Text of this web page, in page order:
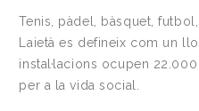
Tenis, pàdel, bàsquet,
Laietà es defineix com un
instal·lacions ocupen
per a la vida social.